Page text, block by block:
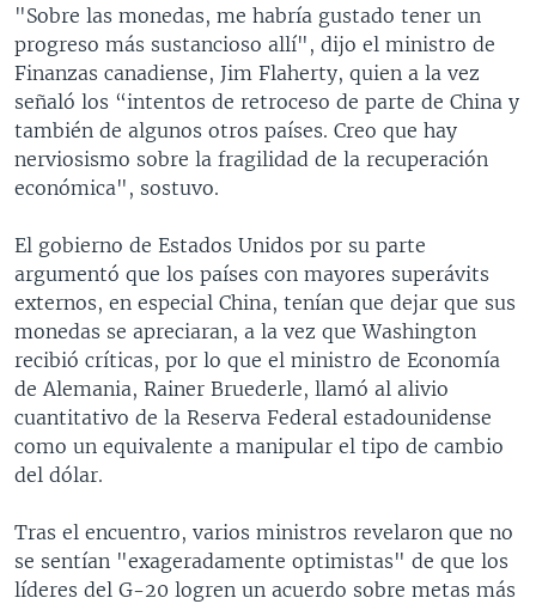
ENTRETENIMIENTO
"Sobre las monedas, me habría gustado tener un
progreso más sustancioso allí", dijo el ministro de
Finanzas canadiense, Jim Flaherty, quien a la vez
señaló los “intentos de retroceso de parte de China y
también de algunos otros países. Creo que hay
nerviosismo sobre la fragilidad de la recuperación
económica", sostuvo.
El gobierno de Estados Unidos por su parte
argumentó que los países con mayores superávits
externos, en especial China, tenían que dejar que sus
monedas se apreciaran, a la vez que Washington
recibió críticas, por lo que el ministro de Economía
de Alemania, Rainer Bruederle, llamó al alivio
cuantitativo de la Reserva Federal estadounidense
como un equivalente a manipular el tipo de cambio
del dólar.
Tras el encuentro, varios ministros revelaron que no
se sentían "exageradamente optimistas" de que los
líderes del G-20 logren un acuerdo sobre metas más